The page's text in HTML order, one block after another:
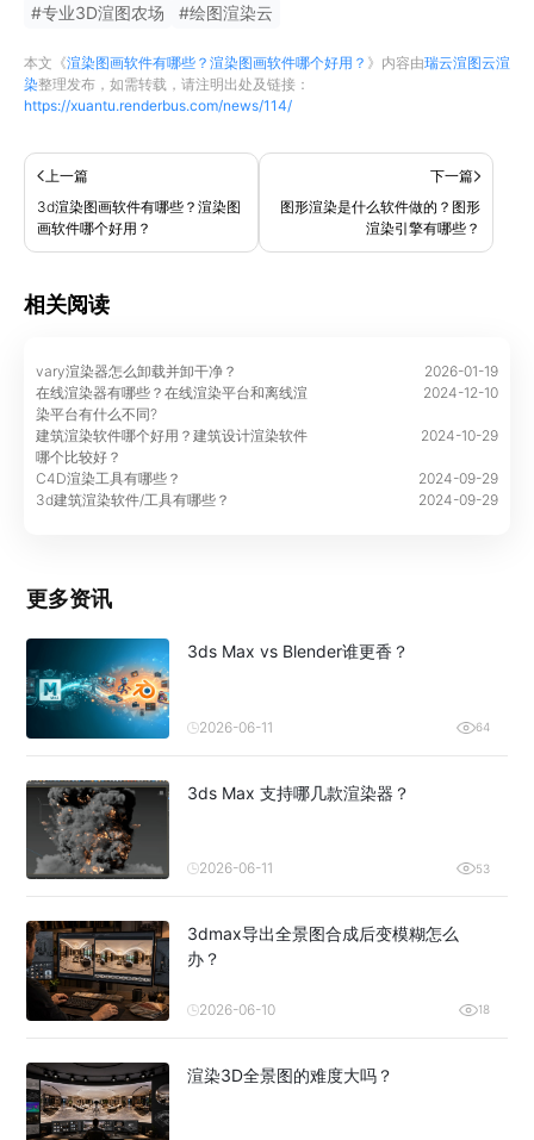
#专业3D渲图农场 #绘图渲染云
本文《渲染图画软件有哪些？渲染图画软件哪个好用？ 》内容由瑞云渲图云渲
染整理发布，如需转载，请注明出处及链接：
https://xuantu.renderbus.com/news/114/
上一篇
3d渲染图画软件有哪些？渲染图
画软件哪个好用？
下一篇
图形渲染是什么软件做的？图形
渲染引擎有哪些？
相关阅读
vary渲染器怎么卸载并卸干净？
2026-01-19
在线渲染器有哪些？在线渲染平台和离线渲
染平台有什么不同?
2024-12-10
建筑渲染软件哪个好用？建筑设计渲染软件
哪个比较好？
2024-10-29
C4D渲染工具有哪些？
2024-09-29
3d建筑渲染软件/工具有哪些？
2024-09-29
更多资讯
3ds Max vs Blender谁更香？
2026-06-11 64
3ds Max 支持哪几款渲染器？
2026-06-11 53
3dmax导出全景图合成后变模糊怎么
办？
2026-06-10 18
渲染3D全景图的难度大吗？